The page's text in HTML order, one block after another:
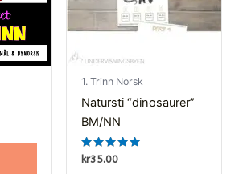
1. Trinn Norsk
Natursti “dinosaurer”
BM/NN
Vurdert
5.00
kr35.00